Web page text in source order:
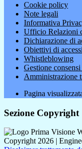
Cookie policy
Note legali
Informativa
Ufficio Relazioni
Dichiarazione di
Obiettivi di
Whistleblowing
Gestione
Amministrazione
Pagina
Sezione Copyright
Copyright 2026 |